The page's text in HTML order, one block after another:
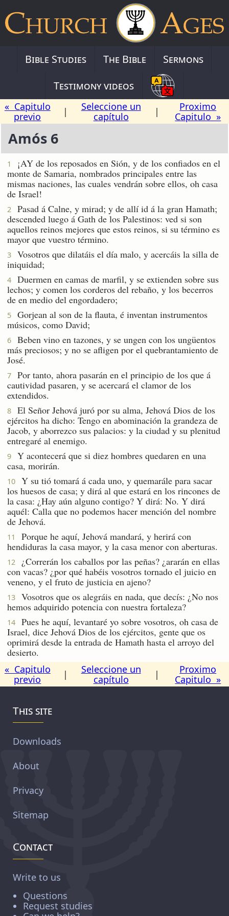
Bible Studies The Bible
Sermons
Testimony videos
« Capitulo
previo
|
Seleccione un
capítulo
|
Proximo
Capitulo »
Amós 6
1
¡AY de los reposados en Sión, y de los confiados en el
monte de Samaria, nombrados principales entre las
mismas naciones, las cuales vendrán sobre ellos, oh casa
de Israel!
2
Pasad á Calne, y mirad; y de allí id á la gran Hamath;
descended luego á Gath de los Palestinos: ved si son
aquellos reinos mejores que estos reinos, si su término es
mayor que vuestro término.
3
Vosotros que dilatáis el día malo, y acercáis la silla de
iniquidad;
4
Duermen en camas de marfil, y se extienden sobre sus
lechos; y comen los corderos del rebaño, y los becerros
de en medio del engordadero;
5
Gorjean al son de la flauta, é inventan instrumentos
músicos, como David;
6
Beben vino en tazones, y se ungen con los ungüentos
más preciosos; y no se afligen por el quebrantamiento de
José.
7
Por tanto, ahora pasarán en el principio de los que á
cautividad pasaren, y se acercará el clamor de los
extendidos.
8
El Señor Jehová juró por su alma, Jehová Dios de los
ejércitos ha dicho: Tengo en abominación la grandeza de
Jacob, y aborrezco sus palacios: y la ciudad y su plenitud
entregaré al enemigo.
9
Y acontecerá que si diez hombres quedaren en una
casa, morirán.
10
Y su tió tomará á cada uno, y quemarále para sacar
los huesos de casa; y dirá al que estará en los rincones de
la casa: ¿Hay aún alguno contigo? Y dirá: No. Y dirá
aquél: Calla que no podemos hacer mención del nombre
de Jehová.
11
Porque he aquí, Jehová mandará, y herirá con
hendiduras la casa mayor, y la casa menor con aberturas.
12
¿Correrán los caballos por las peñas? ¿ararán en ellas
con vacas? ¿por qué habéis vosotros tornado el juicio en
veneno, y el fruto de justicia en ajeno?
13
Vosotros que os alegráis en nada, que decís: ¿No nos
hemos adquirido potencia con nuestra fortaleza?
14
Pues he aquí, levantaré yo sobre vosotros, oh casa de
Israel, dice Jehová Dios de los ejércitos, gente que os
oprimirá desde la entrada de Hamath hasta el arroyo del
desierto.
« Capitulo
previo
|
Seleccione un
capítulo
|
Proximo
Capitulo »
This site
Downloads
About
Privacy
Sitemap
Contact
Write to us
Questions
Request studies